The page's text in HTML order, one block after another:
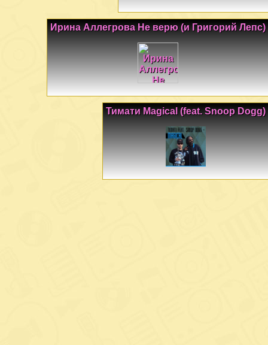
Ирина Аллегрова Не верю (и Григорий Лепс)
Тимати Magical (feat. Snoop Dogg)